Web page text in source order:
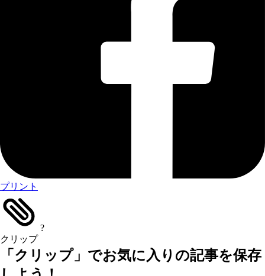
プリント
クリップ
?
「クリップ」でお気に入りの記事を保存